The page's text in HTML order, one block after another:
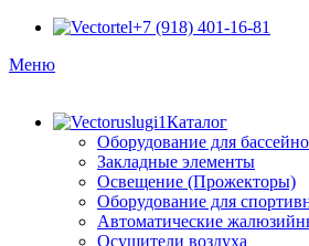
+7 (918) 401-16-81
Меню
Каталог
Оборудование для
Закладные элементы
Освещение (Прожекторы)
Оборудование для
Автоматические
Осушители воздуха